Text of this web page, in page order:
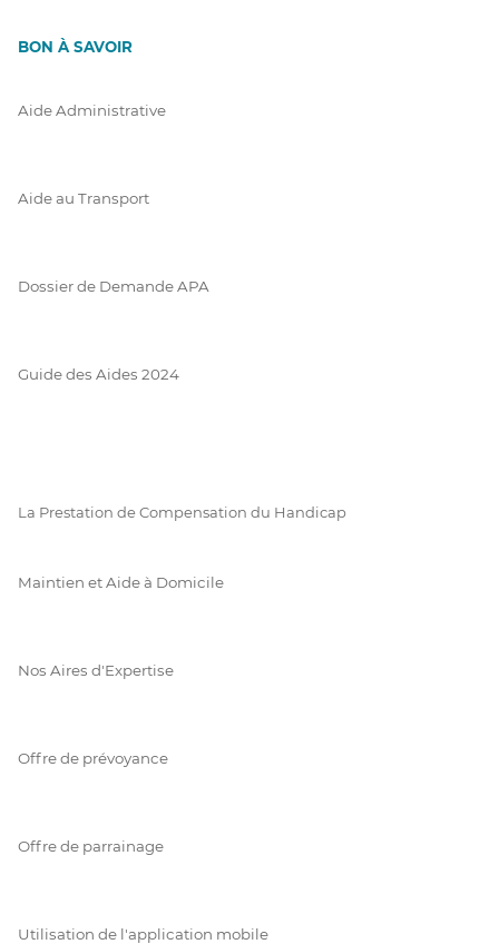
BON À SAVOIR
Aide Administrative
Aide au Transport
Dossier de Demande APA
Guide des Aides 2024
La Prestation de Compensation du Handicap
Maintien et Aide à Domicile
Nos Aires d'Expertise
Offre de prévoyance
Offre de parrainage
Utilisation de l'application mobile